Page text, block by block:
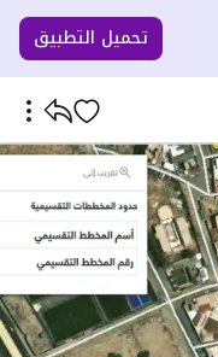
تحميل التطبيق